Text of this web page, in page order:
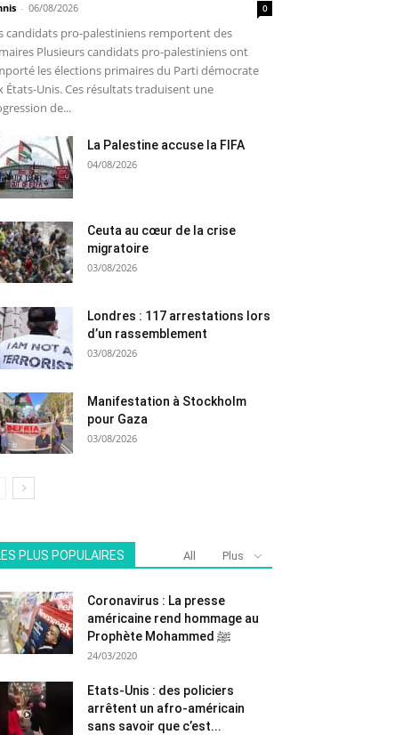
- 06/08/2026 0
candidats pro-palestiniens remportent des
Plusieurs candidats pro-palestiniens ont
les élections primaires du Parti démocrate
États-Unis. Ces résultats traduisent une
de...
La Palestine accuse la FIFA
04/08/2026
Ceuta au cœur de la crise
migratoire
03/08/2026
Londres : 117 arrestations lors
d’un rassemblement
03/08/2026
Manifestation à Stockholm
pour Gaza
03/08/2026
PLUS POPULAIRES All Plus
Coronavirus : La presse
américaine rend hommage au
Prophète Mohammed ﷺ
24/03/2020
Etats-Unis : des policiers
arrêtent un afro-américain
sans savoir que c’est...